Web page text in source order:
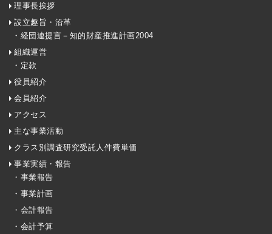
理事長挨拶
設立趣旨・沿革
・経団連提言－知的財産推進計画2004
組織運営
・定款
役員紹介
会員紹介
アクセス
主な事業活動
クラス別調査研究受託人件費単価
事業実績・報告
・事業報告
・事業計画
・会計報告
・会計予算